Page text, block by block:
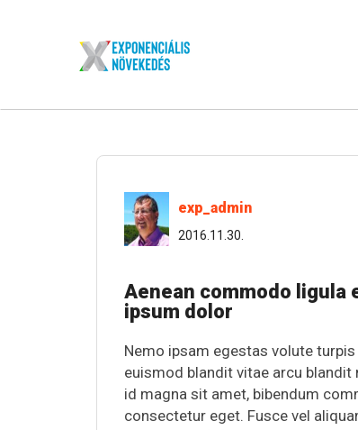
exp_admin
2016.11.30.
Aenean commodo ligula
ipsum dolor
Nemo ipsam egestas volute
euismod blandit vitae arcu
id magna sit amet, bibendum
consectetur eget. Fusce vel